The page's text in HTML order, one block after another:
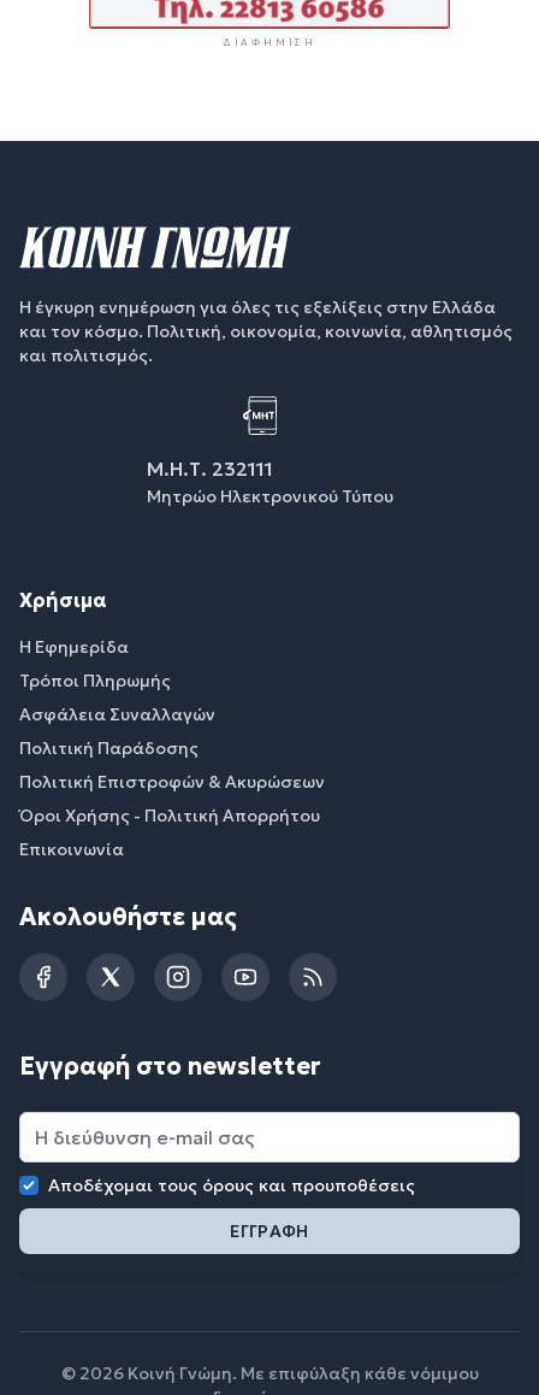
ΔΙΑΦΉΜΙΣΗ
Η έγκυρη ενημέρωση για όλες τις εξελίξεις στην Ελλάδα
και τον κόσμο. Πολιτική, οικονομία, κοινωνία, αθλητισμός
και πολιτισμός.
Μ.Η.Τ. 232111
Μητρώο Ηλεκτρονικού Τύπου
Χρήσιμα
Η Εφημερίδα
Τρόποι Πληρωμής
Ασφάλεια Συναλλαγών
Πολιτική Παράδοσης
Πολιτική Επιστροφών & Ακυρώσεων
Όροι Χρήσης - Πολιτική Απορρήτου
Επικοινωνία
Ακολουθήστε μας
FacebookTwitterInstagramYouTubeRSS
Εγγραφή στο newsletter
Αποδέχομαι τους όρους και προυποθέσεις
© 2026 Κοινή Γνώμη. Με επιφύλαξη κάθε νόμιμου